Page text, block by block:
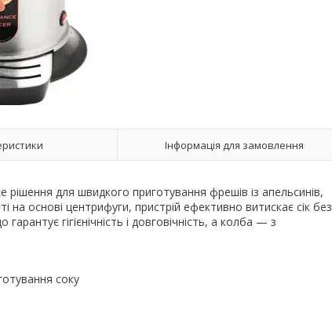
Інформація для замовлення
для швидкого приготування фрешів із апельсинів,
на основі центрифуги, пристрій ефективно витискає сік без
гігієнічність і довговічність, а колба — з
соку